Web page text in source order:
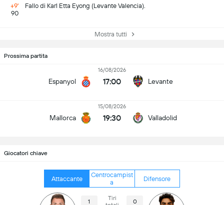
+9'
90
Fallo di Karl Etta Eyong (Levante Valencia).
Mostra tutti
Prossima partita
Espanyol
16/08/2026
17:00 Levante
Mallorca
15/08/2026
19:30 Valladolid
Giocatori chiave
Attaccante
Centrocampist
a
Difensore
1
Tiri
0